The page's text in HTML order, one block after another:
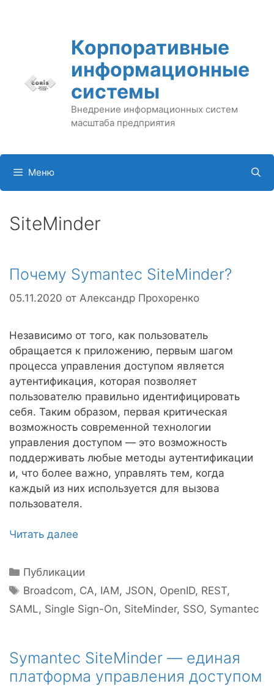
Корпоративные
информационные
системы
Внедрение информационных систем
масштаба предприятия
Меню
SiteMinder
Почему Symantec SiteMinder?
05.11.2020 от Александр Прохоренко
Независимо от того, как пользователь
обращается к приложению, первым шагом
процесса управления доступом является
аутентификация, которая позволяет
пользователю правильно идентифицировать
себя. Таким образом, первая критическая
возможность современной технологии
управления доступом — это возможность
поддерживать любые методы аутентификации
и, что более важно, управлять тем, когда
каждый из них используется для вызова
пользователя.
Читать далее
Рубрики
Публикации
Метки
Broadcom, CA, IAM,JSON, OpenID, REST,
SAML, Single Sign-On, SiteMinder, SSO, Symantec
Symantec SiteMinder — единая
платформа управления доступом